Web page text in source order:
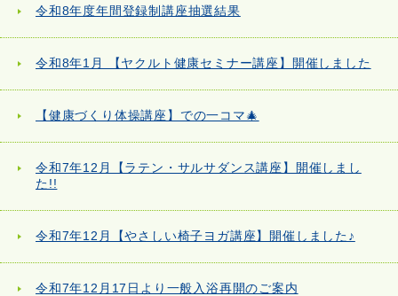
令和8年度年間登録制講座抽選結果
令和8年1月 【ヤクルト健康セミナー講座】開催しました
【健康づくり体操講座】での一コマ🎄
令和7年12月【ラテン・サルサダンス講座】開催しまし
た!!
令和7年12月【やさしい椅子ヨガ講座】開催しました♪
令和7年12月17日より一般入浴再開のご案内